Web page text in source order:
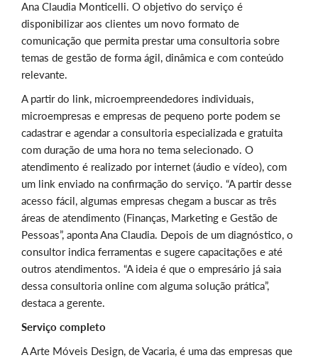
Ana Claudia Monticelli. O objetivo do serviço é
disponibilizar aos clientes um novo formato de
comunicação que permita prestar uma consultoria sobre
temas de gestão de forma ágil, dinâmica e com conteúdo
relevante.
A partir do link, microempreendedores individuais,
microempresas e empresas de pequeno porte podem se
cadastrar e agendar a consultoria especializada e gratuita
com duração de uma hora no tema selecionado. O
atendimento é realizado por internet (áudio e vídeo), com
um link enviado na confirmação do serviço. “A partir desse
acesso fácil, algumas empresas chegam a buscar as três
áreas de atendimento (Finanças, Marketing e Gestão de
Pessoas”, aponta Ana Claudia. Depois de um diagnóstico, o
consultor indica ferramentas e sugere capacitações e até
outros atendimentos. “A ideia é que o empresário já saia
dessa consultoria online com alguma solução prática”,
destaca a gerente.
Serviço completo
A Arte Móveis Design, de Vacaria, é uma das empresas que